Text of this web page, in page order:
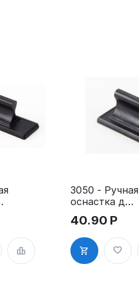
3050 - Ручная
оснастка для
штампа
30х50 мм с
клеевым
слоем
40.90 Р